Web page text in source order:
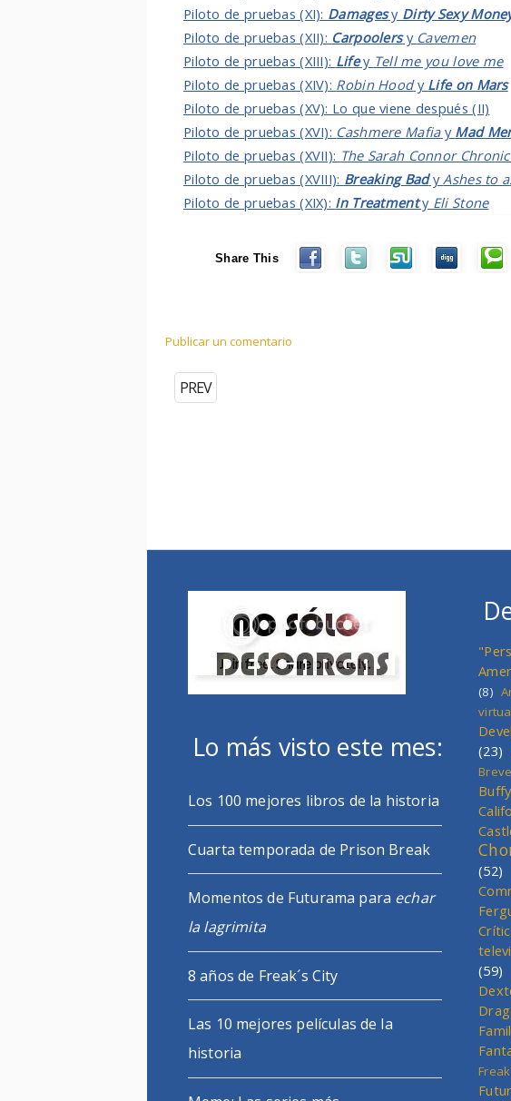
Piloto de pruebas (XI): Damagesy Dirty Sexy
Piloto de pruebas (XII): Carpoolersy Cavemen
Piloto de pruebas (XIII): Lifey Tell me you love me
Piloto de pruebas (XIV): Robin Hoody Life on Mars
Piloto de pruebas (XV): Lo que viene después (II)
Piloto de pruebas (XVI): Cashmere Mafiay Mad
Piloto de pruebas (XVII): The Sarah Connor
Piloto de pruebas (XVIII): Breaking BadyAshes to
Piloto de pruebas (XIX): In Treatmenty Eli Stone
Share This
Publicar un comentario
PREV
Lo más visto este mes:
Los 100 mejores libros de la historia
Cuarta temporada de Prison Break
Momentos de Futurama para echar
la lagrimita
8 años de Freak´s City
Las 10 mejores películas de la
historia
(8)
(23)
(52)
(59)